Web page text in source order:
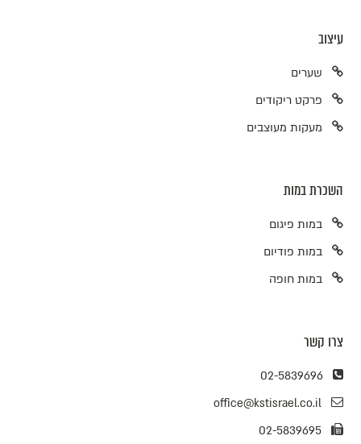
עיצוב
שערים
פרקט ריקודים
מעקות מעוצבים
השכרת במות
במות פיגום
במות פודיום
במות חופה
צרו קשר
02-5839696
office@kstisrael.co.il
02-5839695